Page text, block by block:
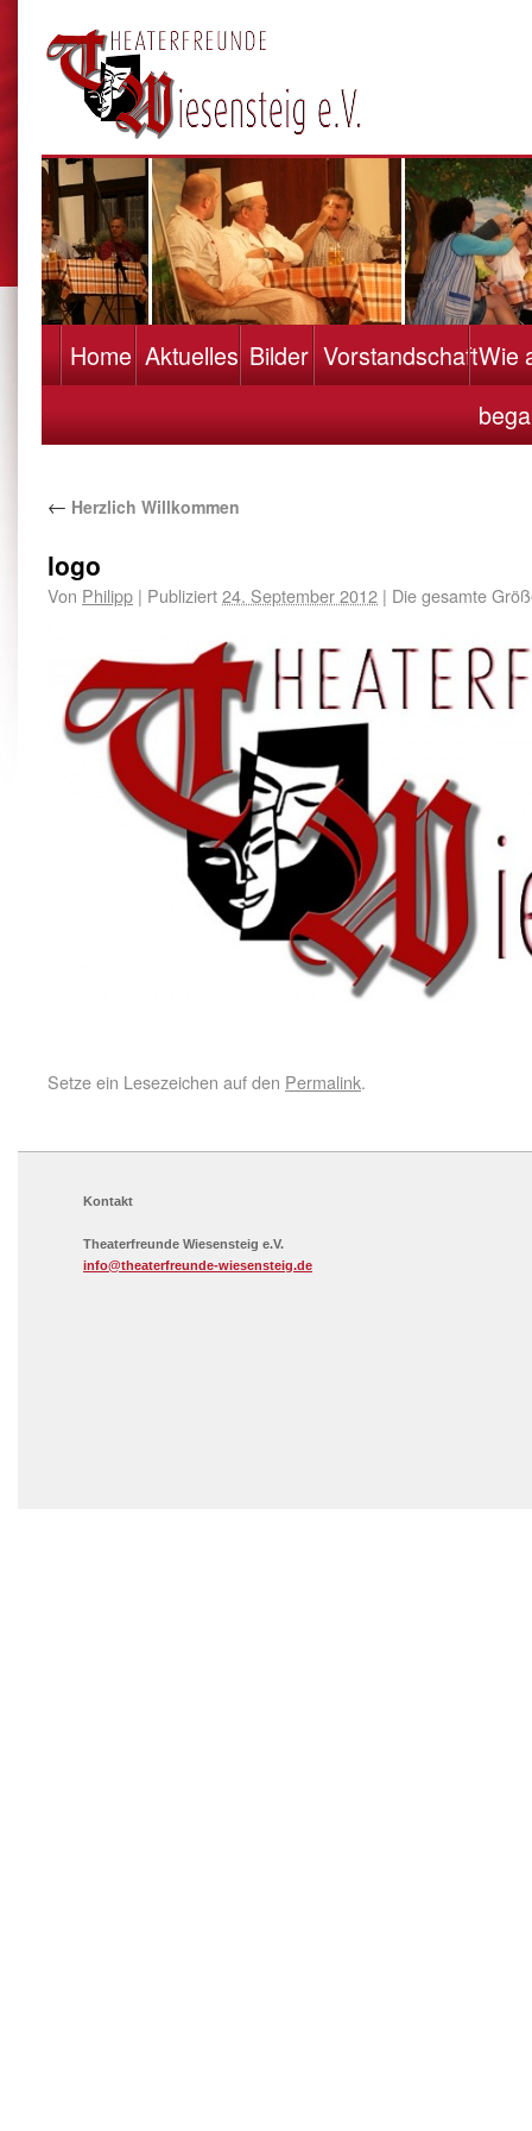
Home Aktuelles Bilder VorstandschaftWie
← Herzlich Willkommen
logo
Von Philipp | Publiziert24. September 2012 | Die gesamte
Setze ein Lesezeichen auf den Permalink.
Kontakt
Theaterfreunde Wiesensteig e.V.
info@theaterfreunde-wiesensteig.de